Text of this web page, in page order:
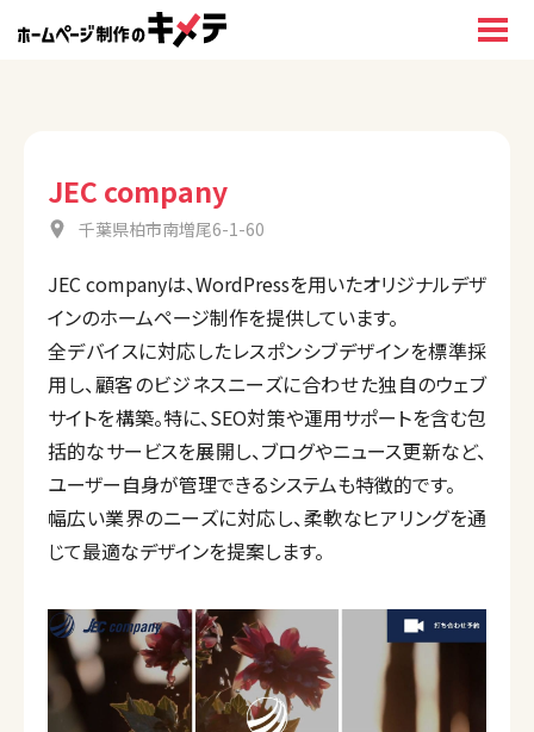
JEC company
千葉県柏市南増尾6-1-60
JEC companyは、WordPressを用いたオリジナルデザ
インのホームページ制作を提供しています。
全デバイスに対応したレスポンシブデザインを標準採
用し、顧客のビジネスニーズに合わせた独自のウェブ
サイトを構築。特に、SEO対策や運用サポートを含む包
括的なサービスを展開し、ブログやニュース更新など、
ユーザー自身が管理できるシステムも特徴的です。
幅広い業界のニーズに対応し、柔軟なヒアリングを通
じて最適なデザインを提案します。